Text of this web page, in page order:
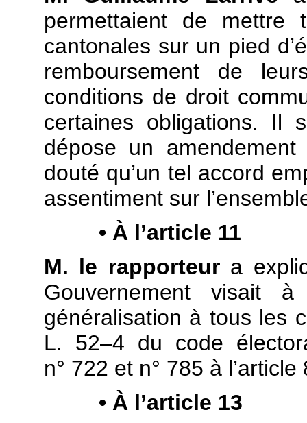
permettaient de mettre
cantonales sur un pied
remboursement de
conditions de droit
certaines obligations. Il
dépose un
douté qu’un tel accord
assentiment sur
• À l’article 11
M. le rapporteura
Gouvernement visait
généralisation à tous les
L. 52–4 du code
n° 722 et n° 785 à l’article
• À l’article 13